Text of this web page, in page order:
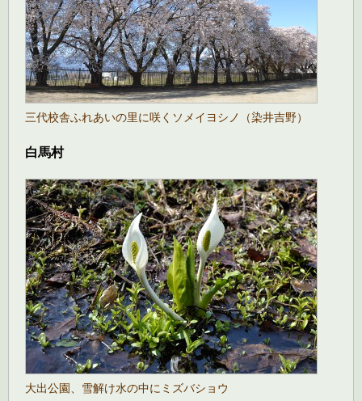
三代校舎ふれあいの里に咲くソメイヨシノ（染井吉野）
白馬村
大出公園、雪解け水の中にミズバショウ